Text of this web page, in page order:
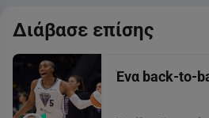
Διάβασε επίσης
Ένα back-to-